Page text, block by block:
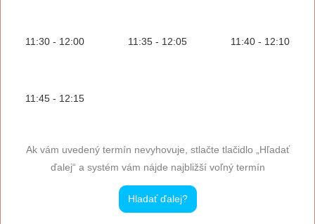
11:30 - 12:00 11:35 - 12:05 11:40 - 12:10
11:45 - 12:15
Ak vám uvedený termín nevyhovuje, stlačte tlačidlo „Hľadať
ďalej“ a systém vám nájde najbližší voľný termín
Hladať ďalej?